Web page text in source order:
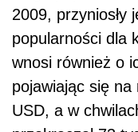
2009, przyniosły
popularności dla
wnosi również o
pojawiając się na
USD, a w